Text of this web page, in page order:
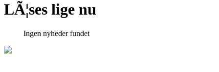
LÃ¦ses lige nu
Ingen nyheder fundet